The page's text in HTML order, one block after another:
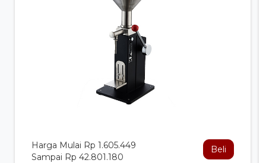
Harga Mulai Rp 1.605.449
Sampai Rp 42.801.180
Beli